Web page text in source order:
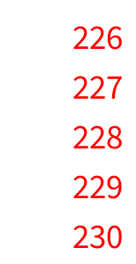
226
227
228
229
230